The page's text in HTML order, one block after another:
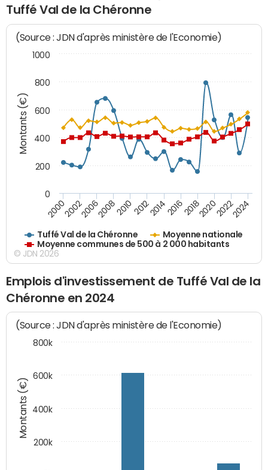
Tuffé Val de la Chéronne
Montants (€)
(Source : JDN d'après ministère de l'Economie)
Tuffé Val de la Chéronne
Moyenne nationale
Moyenne communes de 500 à 2 000 habitants
200020022006200820102012201420162018202020222024
0
200
400
600
800
1000
© JDN 2026
Emplois d'investissement de Tuffé Val de la
Chéronne en 2024
Montants (€)
(Source : JDN d'après ministère de l'Economie)
200k
400k
600k
800k